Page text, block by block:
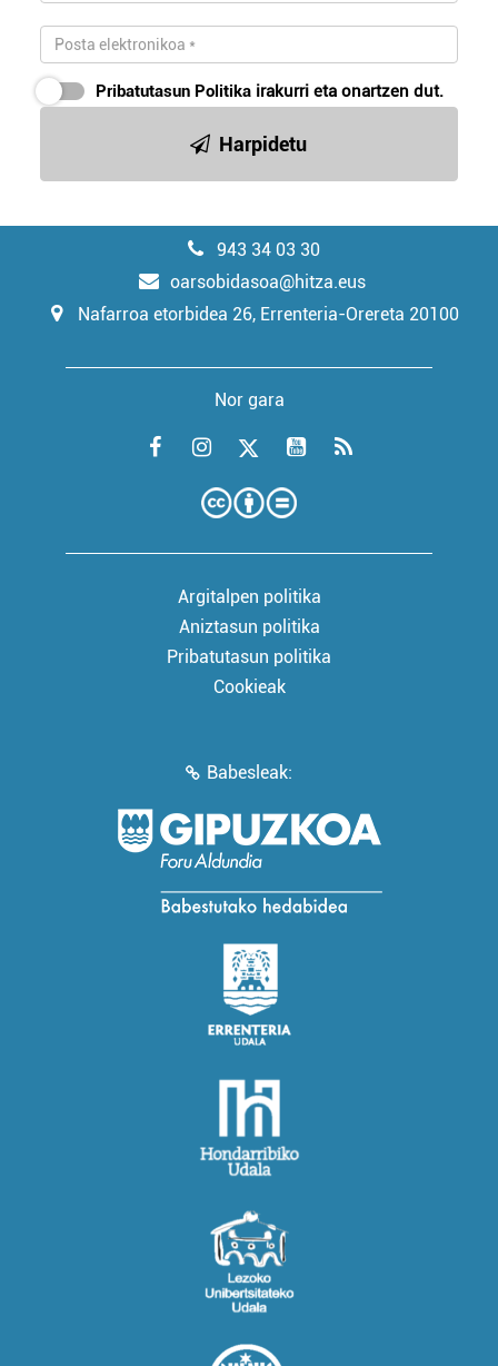
Pribatutasun Politika irakurri eta onartzen dut.
Harpidetu
943 34 03 30
oarsobidasoa@hitza.eus
Nafarroa etorbidea 26, Errenteria-Orereta 20100
Nor gara
Argitalpen politika
Aniztasun politika
Pribatutasun politika
Cookieak
Babesleak: